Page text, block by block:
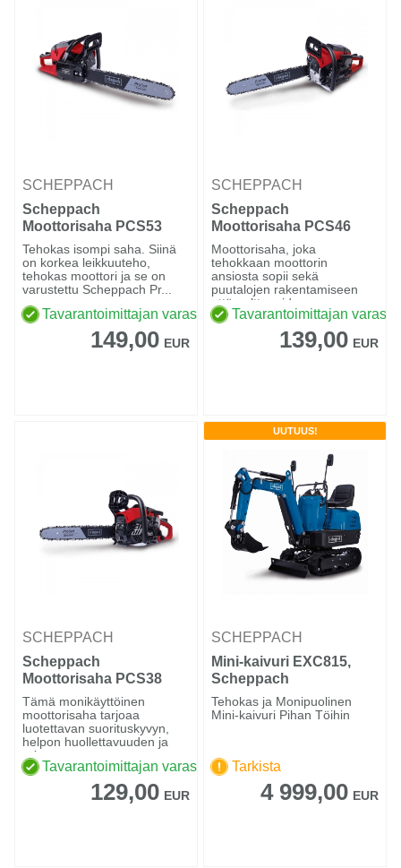
SCHEPPACH
Scheppach
Moottorisaha PCS53
Tehokas isompi saha. Siinä
on korkea leikkuuteho,
tehokas moottori ja se on
varustettu Scheppach Pr...
Tavarantoimittajan varastossa
149,00 EUR
SCHEPPACH
Scheppach
Moottorisaha PCS46
Moottorisaha, joka
tehokkaan moottorin
ansiosta sopii sekä
puutalojen rakentamiseen
että polttopuid...
Tavarantoimittajan
139,00 EUR
SCHEPPACH
Scheppach
Moottorisaha PCS38
Tämä monikäyttöinen
moottorisaha tarjoaa
luotettavan suorituskyvyn,
helpon huollettavuuden ja
erino...
Tavarantoimittajan varastossa
129,00 EUR
UUTUUS!
SCHEPPACH
Mini‑kaivuri EXC815,
Scheppach
Tehokas ja Monipuolinen
Mini‑kaivuri Pihan Töihin
Tarkista
4 999,00 EUR